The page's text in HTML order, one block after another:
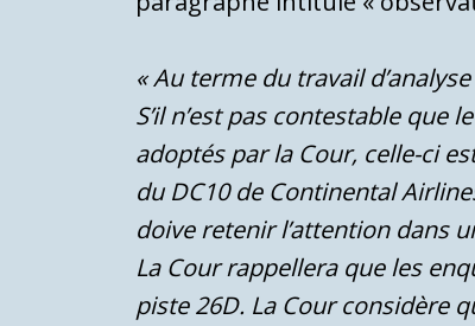
« Au terme du travail
S’il n’est pas contestable
adoptés par la Cour, celle-ci
du DC10 de Continental
doive retenir l’attention dans
La Cour rappellera que les
piste 26D. La Cour considère